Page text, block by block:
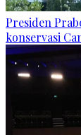
Presiden
konservasi